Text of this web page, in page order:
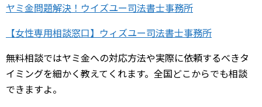
ヤミ金問題解決！ウイズユー司法書士事務所
【女性専用相談窓口】ウィズユー司法書士事務所
無料相談ではヤミ金への対応方法や実際に依頼するべきタ
イミングを細かく教えてくれます。全国どこからでも相談
できますよ。